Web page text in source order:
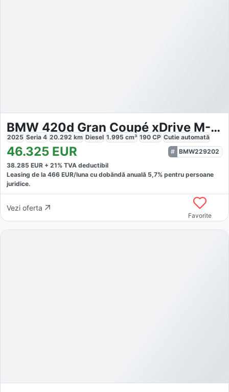
BMW 420d Gran Coupé xDrive M-Sport
2025 Seria 4 20.292 km Diesel 1.995 cm³ 190 CP Cutie automată
46.325 EUR
BMW229202
38.285 EUR + 21% TVA deductibil
Leasing de la 466 EUR/luna cu dobăndă anuală 5,7% pentru persoane
juridice.
Vezi oferta
Favorite